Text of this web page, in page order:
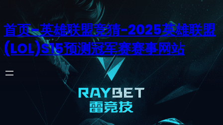
首页–英雄联盟竞猜-2025英雄联盟
(LOL)S15预测冠军赛赛事网站